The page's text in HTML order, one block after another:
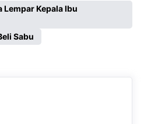
Lempar Kepala Ibu
Sabu